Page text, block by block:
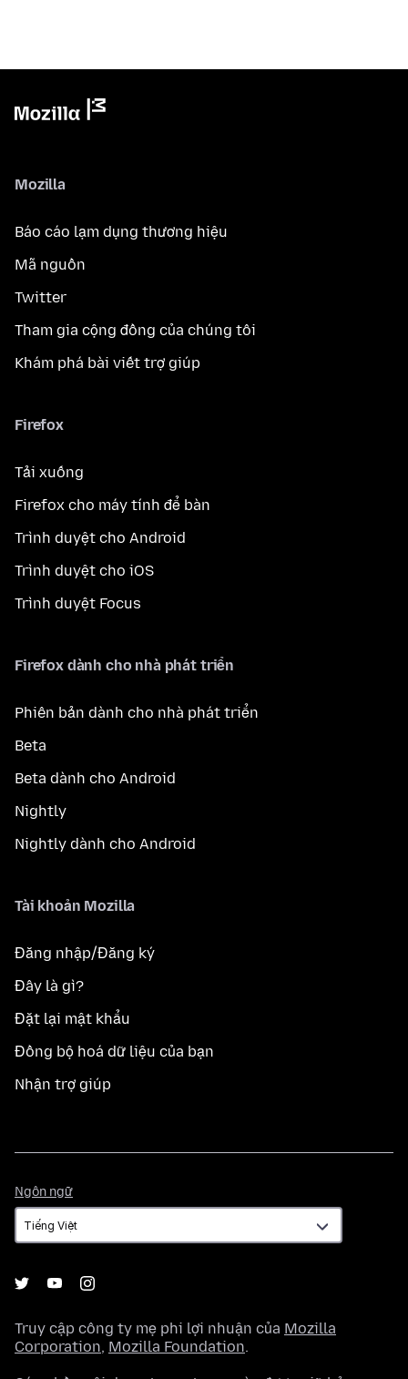
Mozilla
Báo cáo lạm dụng thương hiệu
Mã nguồn
Twitter
Tham gia cộng đồng của chúng tôi
Khám phá bài viết trợ giúp
Firefox
Tải xuống
Firefox cho máy tính để bàn
Trình duyệt cho Android
Trình duyệt cho iOS
Trình duyệt Focus
Firefox dành cho nhà phát triển
Phiên bản dành cho nhà phát triển
Beta
Beta dành cho Android
Nightly
Nightly dành cho Android
Tài khoản Mozilla
Đăng nhập/Đăng ký
Đây là gì?
Đặt lại mật khẩu
Đồng bộ hoá dữ liệu của bạn
Nhận trợ giúp
Ngôn ngữ
ngữ
Truy cập công ty mẹ phi lợi nhuận của Mozilla
Corporation, Mozilla Foundation.